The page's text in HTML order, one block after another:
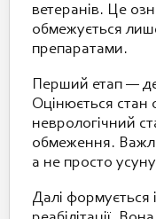
ветеранів. Це
обмежується
препаратами.
Перший етап —
Оцінюється стан
неврологічний
обмеження.
а не просто
Далі формується